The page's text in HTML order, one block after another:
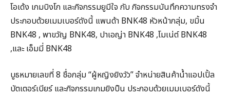
โอเด้ง เกมบิงโก และกิจกรรมยูมีใจ กับ กิจกรรมบันทึกความทรงจำ
ประกอบด้วยเมมเบอร์ดังนี้ แพนด้า BNK48 หัวหน้ากลุ่ม, ขมิ้น
BNK48 , พาขวัญ BNK48, ปาเอญ่า BNK48 ,โมเน่ต์ BNK48
,และ เอ็มมี่ BNK48
บูธหมายเลขที่ 8 ชื่อกลุ่ม “ผู้หญิงยิงวัว” จำหน่ายสินค้าน้ำแอปเปิ้ล
บัตเตอร์เบียร์ และกิจกรรมเกมยิงปืน ประกอบด้วยเมมเบอร์ดังนี้